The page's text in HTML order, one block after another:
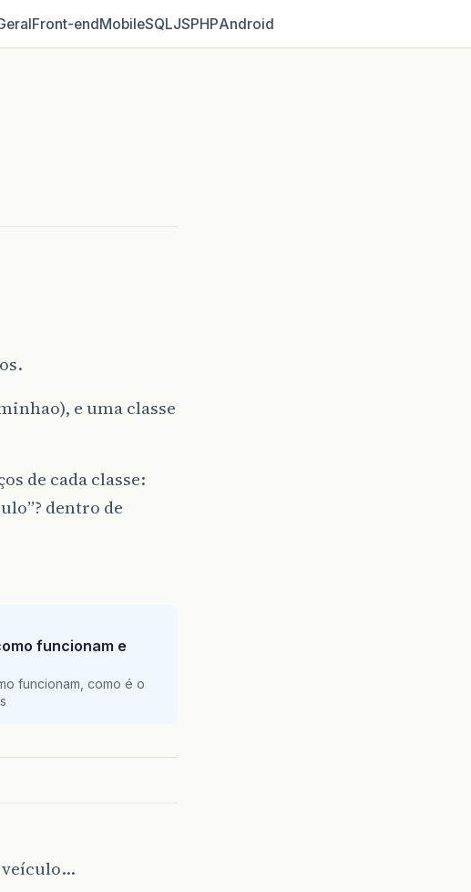
Front‑endMobileSQLJSPHPAndroid
e uma classe
de cada classe:
dentro de
funcionam e
funcionam, como é o
veículo…